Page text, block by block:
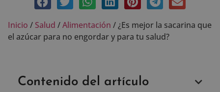
Inicio / Salud /Alimentación /¿Es mejor la sacarina que
el azúcar para no engordar y para tu salud?
Contenido del artículo